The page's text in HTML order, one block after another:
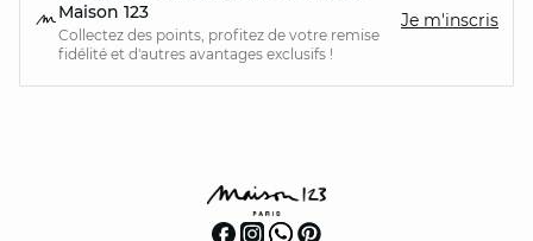
Maison 123
Collectez des points, profitez de votre remise
fidélité et d'autres avantages exclusifs !
Je m'inscris